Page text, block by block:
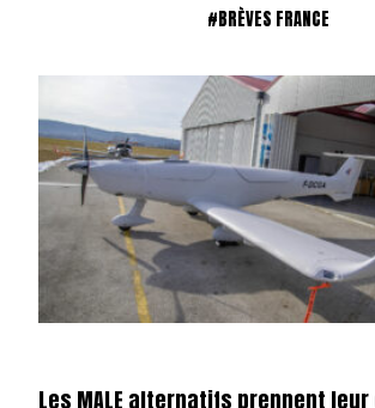
#BRÈVES FRANCE
Les MALE alternatifs prennent